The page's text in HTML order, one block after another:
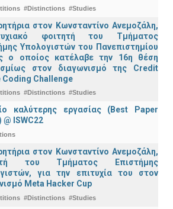
#Distinctions #Studies
στον Κωνσταντίνο Ανεμοζάλη,
φοιτητή του Τμήματος
Υπολογιστών του Πανεπιστημίου
ο οποίος κατέλαβε την 16η θέση
στον διαγωνισμό της Credit
Coding Challenge
#Distinctions #Studies
καλύτερης εργασίας (Best Paper
@ ISWC22
στον Κωνσταντίνο Ανεμοζάλη,
του Τμήματος Επιστήμης
για την επιτυχία του στον
Meta Hacker Cup
#Distinctions #Studies